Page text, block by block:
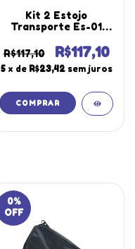
Kit 2 Estojo
Transporte Es-01
Diversos
Equipamentos
Segurança
Instrutherm
R$117,10 R$117,10
5 x de R$23,42 sem juros
0%
OFF